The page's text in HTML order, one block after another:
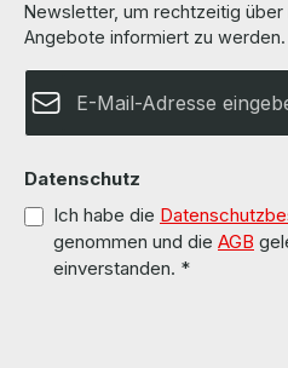
Newsletter, um rechtzeitig über
Angebote informiert zu werden.
Datenschutz
Ich habe die
genommen und die AGB
einverstanden. *